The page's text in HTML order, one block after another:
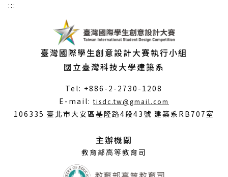
:::
臺灣國際學生創意設計大賽執行小組
國立臺灣科技大學建築系
Tel: +886-2-2730-1208
E-mail:tisdc.tw@gmail.com
開
106335 臺北市大安區基隆路4段43號 建築系RB707室
主辦機關
教育部高等教育司